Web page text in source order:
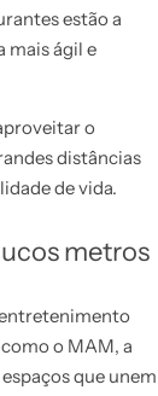
estão a
mais ágil e
o
distâncias
de vida.
metros
o MAM, a
que unem